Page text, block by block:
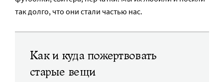
так долго, что они стали частью нас.
Как и куда пожертвовать
старые вещи